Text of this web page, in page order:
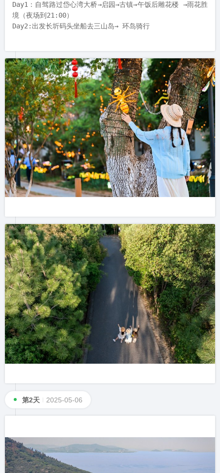
Day1：自驾路过岱心湾大桥→启园→古镇→午饭后雕花楼 →雨花胜
境（夜场到21:00）
Day2:出发长圻码头坐船去三山岛→ 环岛骑行
第2天 2025-05-06